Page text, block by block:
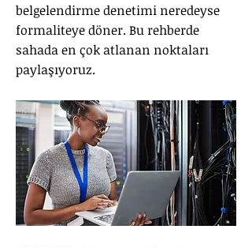
belgelendirme denetimi neredeyse
formaliteye döner. Bu rehberde
sahada en çok atlanan noktaları
paylaşıyoruz.